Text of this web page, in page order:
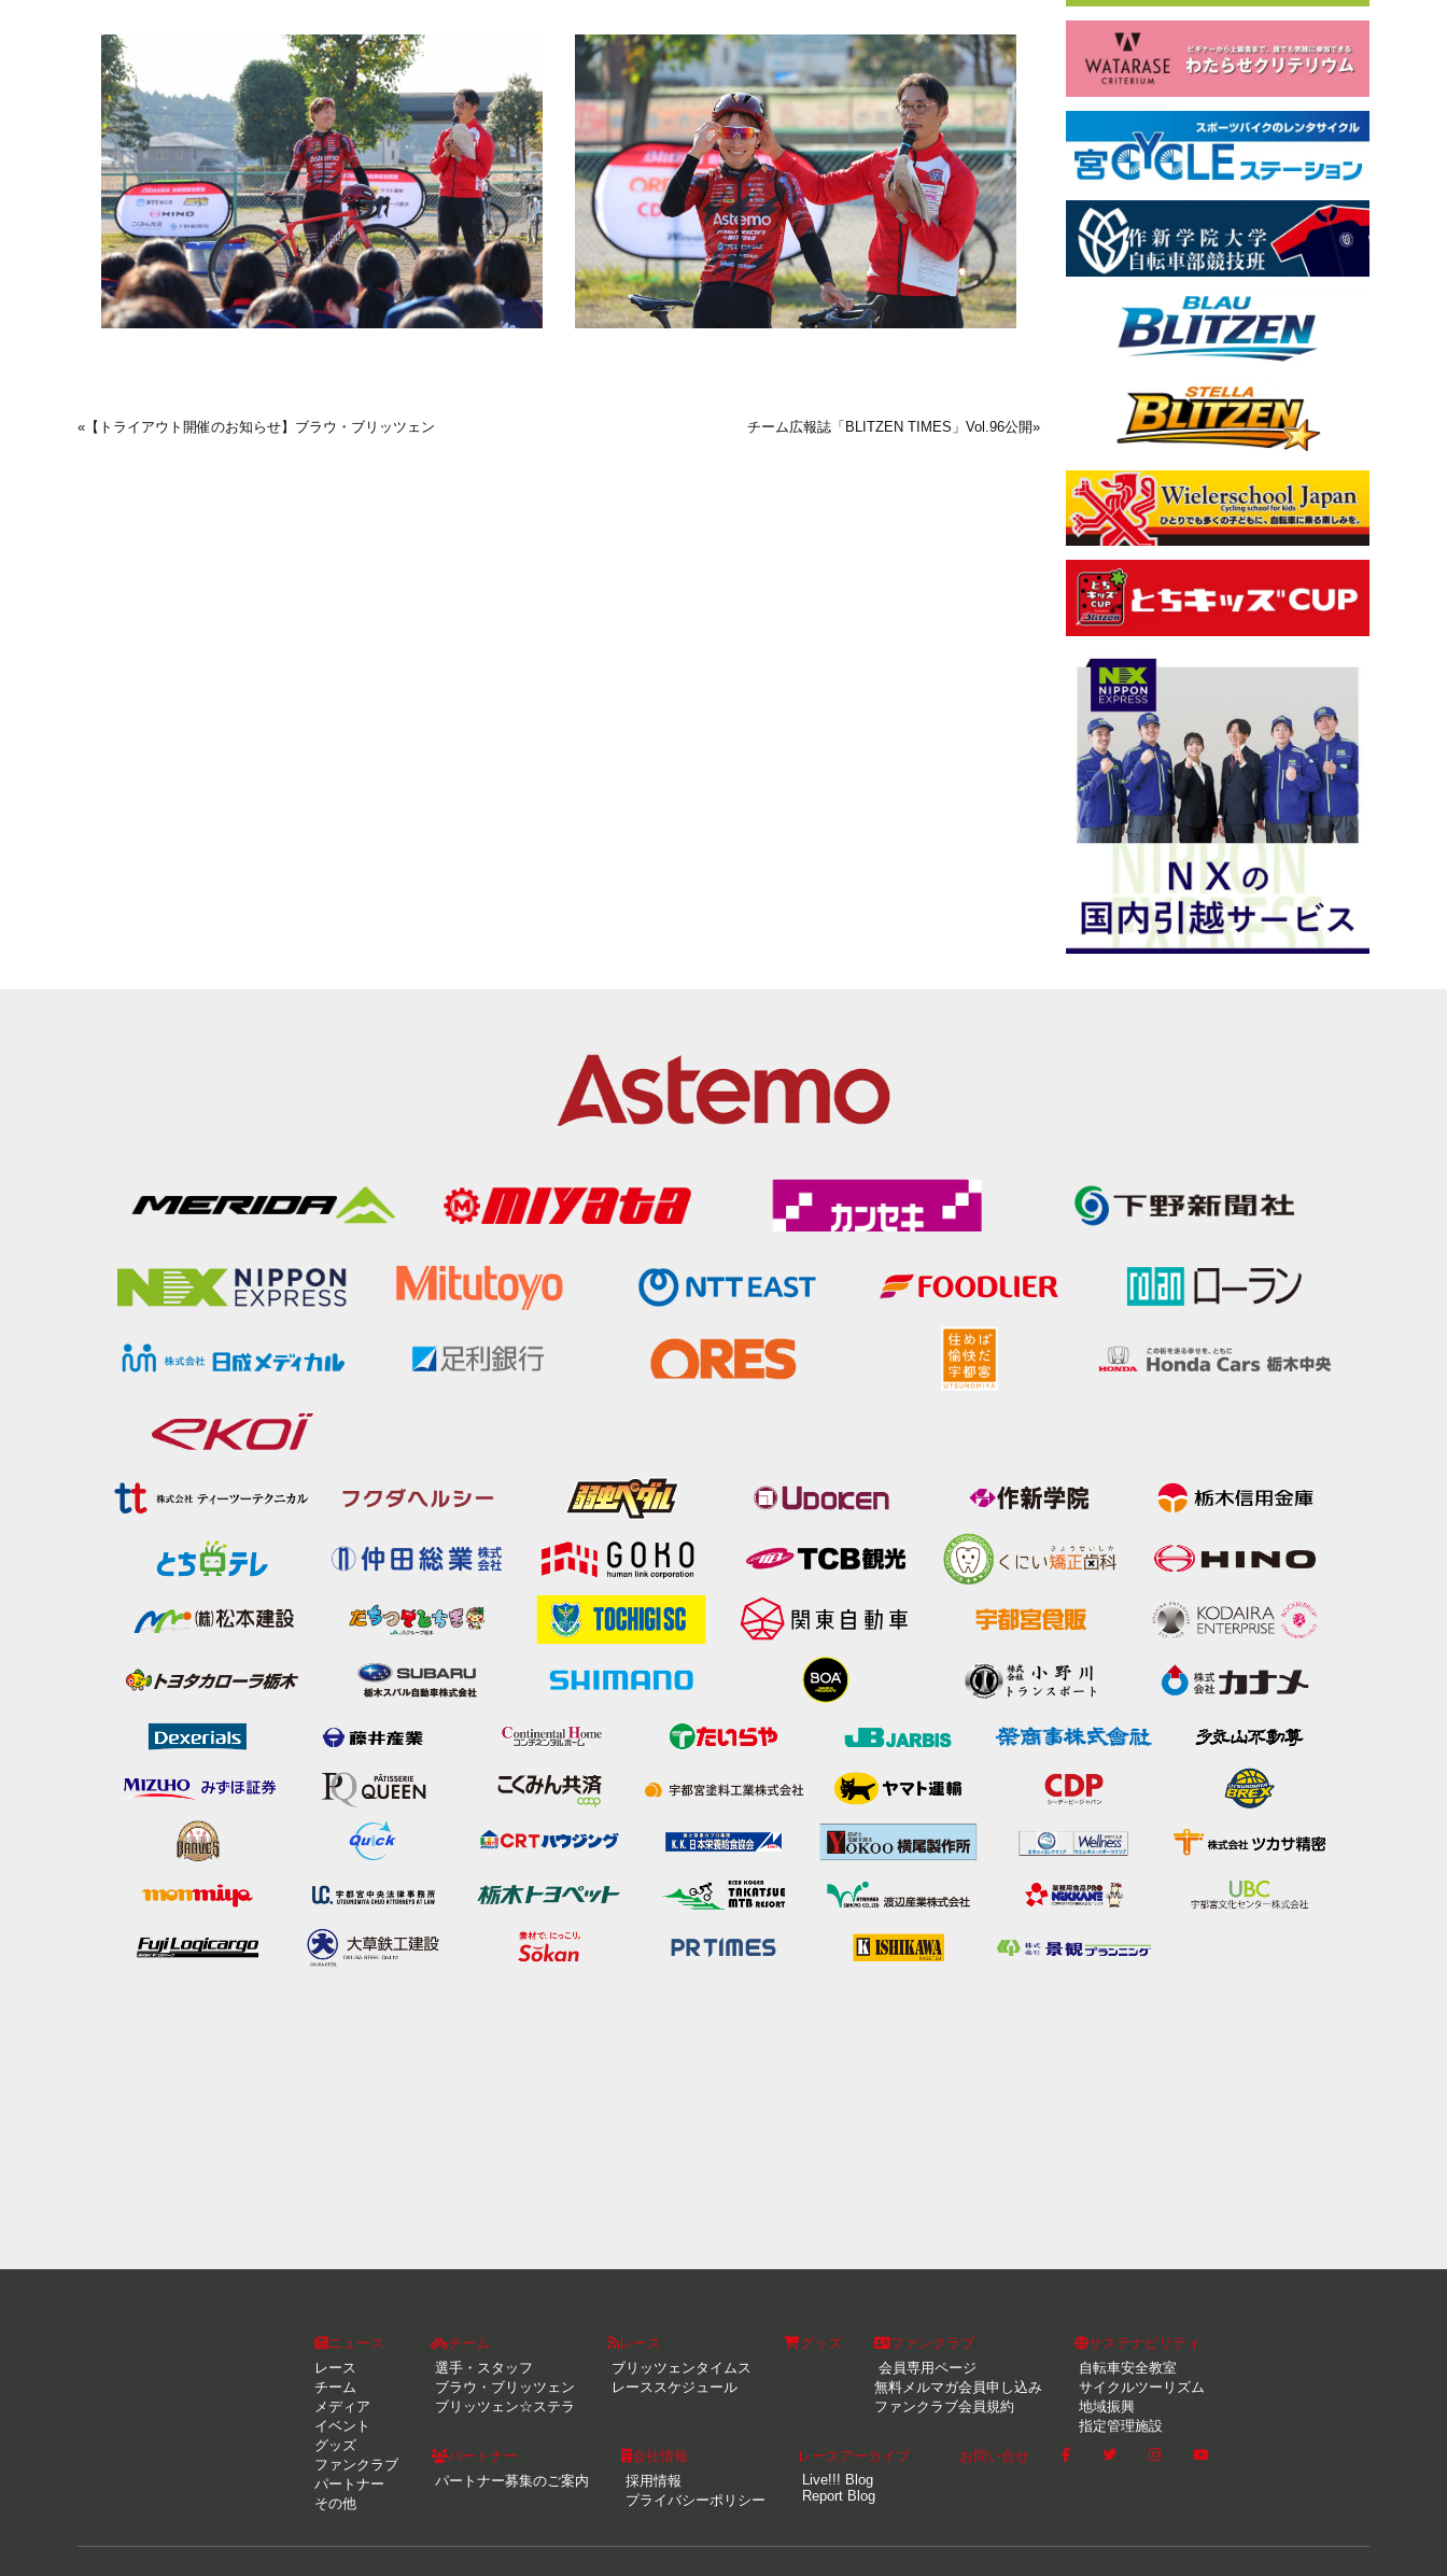
« 【トライアウト開催のお知らせ】ブラウ・ブリッツェン チーム広報誌「BLITZEN TIMES」Vol.96公開»
ニュース
レース
チーム
メディア
イベント
グッズ
ファンクラブ
パートナー
その他
チーム
選手・スタッフ
ブラウ・ブリッツェン
ブリッツェン☆ステラ
レース
ブリッツェンタイムス
レーススケジュール
グッズ
ファンクラブ
会員専用ページ
無料メルマガ会員申し込み
ファンクラブ会員規約
サステナビリティ
自転車安全教室
サイクルツーリズム
地域振興
指定管理施設
パートナー
パートナー募集のご案内
会社情報
採用情報
プライバシーポリシー
レースアーカイブ
Live!!! Blog
Report Blog
お問い合せ